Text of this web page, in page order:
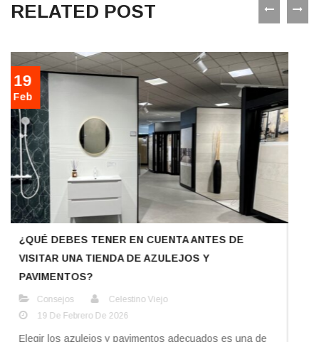
RELATED POST
17
SE LLEVA LA CERÁMICA NATURAL
Baños,Cocinas
Celestino Viejo
17 De Noviembre De 2023
La cerámica natural está de moda: una vuelta a lo
tradicional, pero con diseños vanguardistas. Esa es la
tendencia que viene pisando fuerte en lo que a azulejos